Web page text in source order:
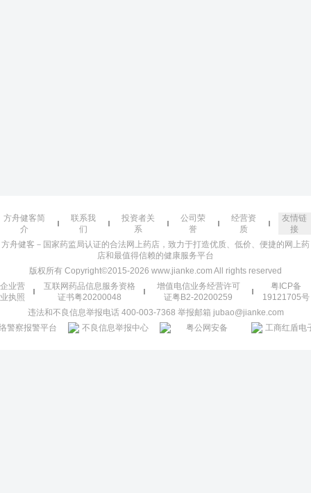
方舟健客简
介
联系我
们
投资者关
系
公司荣
誉
经营资
质
友情链
接
方舟健客－国家药监局认证的合法网上药店，致力于打造优质、低价、便捷的网上药
店和最值得信赖的健康服务平台
版权所有 Copyright©2015-2026 www.jianke.com All rights reserved
企业营
业执照
互联网药品信息服务资格
证书粤20200048
增值电信业务经营许可
证粤B2-20200259
粤ICP备
19121705号
违法和不良信息举报电话 400-003-7368 举报邮箱 jubao@jianke.com